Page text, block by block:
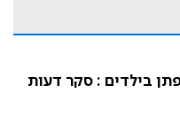
בילדים : סקר דעות